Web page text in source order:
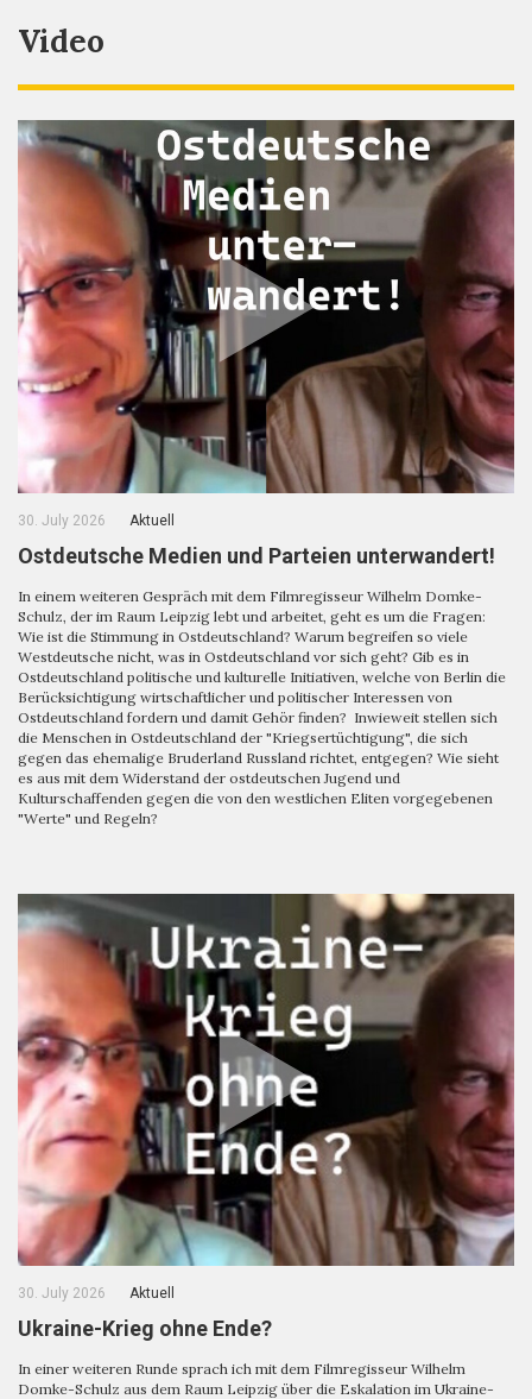
Video
30. July 2026 Aktuell
Ostdeutsche Medien und Parteien unterwandert!
In einem weiteren Gespräch mit dem Filmregisseur Wilhelm Domke-
Schulz, der im Raum Leipzig lebt und arbeitet, geht es um die Fragen:
Wie ist die Stimmung in Ostdeutschland? Warum begreifen so viele
Westdeutsche nicht, was in Ostdeutschland vor sich geht? Gib es in
Ostdeutschland politische und kulturelle Initiativen, welche von Berlin die
Berücksichtigung wirtschaftlicher und politischer Interessen von
Ostdeutschland fordern und damit Gehör finden? Inwieweit stellen sich
die Menschen in Ostdeutschland der "Kriegsertüchtigung", die sich
gegen das ehemalige Bruderland Russland richtet, entgegen? Wie sieht
es aus mit dem Widerstand der ostdeutschen Jugend und
Kulturschaffenden gegen die von den westlichen Eliten vorgegebenen
"Werte" und Regeln?
30. July 2026 Aktuell
Ukraine-Krieg ohne Ende?
In einer weiteren Runde sprach ich mit dem Filmregisseur Wilhelm
Domke-Schulz aus dem Raum Leipzig über die Eskalation im Ukraine-